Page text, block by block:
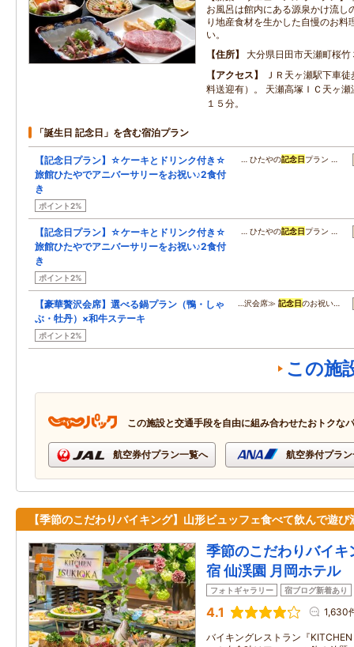
お風呂は館内にある源泉かけ流し
り地産食材を生かした自慢のお料
い。
住所
大分県日田市天瀬町桜竹
アクセス
ＪＲ天ヶ瀬駅下車
料送迎有）。 天瀬高塚ＩＣ天ヶ
１５分。
「誕生日 記念日」を含む宿泊プラン
【記念日プラン】☆ケーキとドリンク付き☆
旅館ひたやでアニバーサリーをお祝い♪2食付
き
ポイント2%
… ひたやの記念日 プラン …
【記念日プラン】☆ケーキとドリンク付き☆
旅館ひたやでアニバーサリーをお祝い♪2食付
き
ポイント2%
… ひたやの記念日 プラン …
【豪華贅沢会席】選べる鍋プラン（鴨・しゃ
ぶ・牡丹）×和牛ステーキ
ポイント2%
…沢会席≫記念日のお祝い…
この施
この施設と交通手段を自由に組み合わせたおトクな
航空券付プラン一覧へ 航空券付プラ
【季節のこだわりバイキング】山形ビュッフェ食べて飲んで遊び
季節のこだわりバイキ
宿 仙渓園 月岡ホテル
フォトギャラリー 宿ブログ新着あり
4.1 1,630
バイキングレストラン『